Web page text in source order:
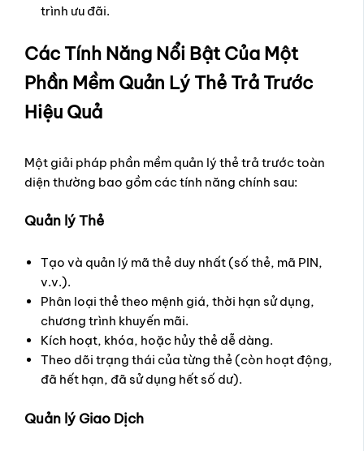
trình ưu đãi.
Các Tính Năng Nổi Bật Của Một
Phần Mềm Quản Lý Thẻ Trả Trước
Hiệu Quả
Một giải pháp phần mềm quản lý thẻ trả trước toàn
diện thường bao gồm các tính năng chính sau:
Quản lý Thẻ
Tạo và quản lý mã thẻ duy nhất (số thẻ, mã PIN,
v.v.).
Phân loại thẻ theo mệnh giá, thời hạn sử dụng,
chương trình khuyến mãi.
Kích hoạt, khóa, hoặc hủy thẻ dễ dàng.
Theo dõi trạng thái của từng thẻ (còn hoạt động,
đã hết hạn, đã sử dụng hết số dư).
Quản lý Giao Dịch